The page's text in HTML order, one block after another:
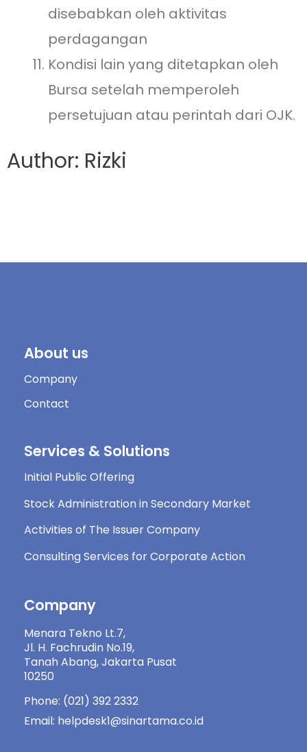
disebabkan oleh aktivitas
perdagangan
Kondisi lain yang ditetapkan oleh
Bursa setelah memperoleh
persetujuan atau perintah dari OJK.
Author: Rizki
About us
Company
Contact
Services & Solutions
Initial Public Offering
Stock Administration in Secondary Market
Activities of The Issuer Company
Consulting Services for Corporate Action
Company
Menara Tekno Lt.7,
Jl. H. Fachrudin No.19,
Tanah Abang, Jakarta Pusat
10250
Phone: (021) 392 2332
Email: helpdesk1@sinartama.co.id